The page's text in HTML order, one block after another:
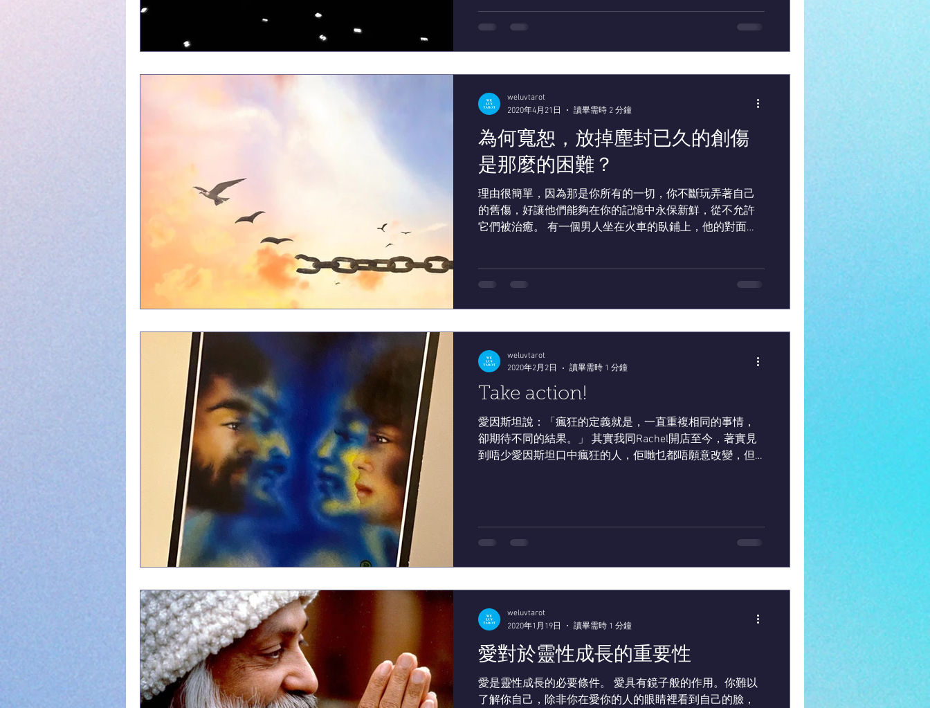
為何寬恕，放掉塵封已久的創傷
是那麼的困難？
理由很簡單，因為那是你所有的一切，你不斷玩弄著自己
的舊傷，好讓他們能夠在你的記憶中永保新鮮，從不允許
它們被治癒。 有一個男人坐在火車的臥鋪上，他的對面坐
weluvtarot
2020年4月21日
讀畢需時 2 分鐘
Take action!
愛因斯坦說：「瘋狂的定義就是，一直重複相同的事情，
卻期待不同的結果。」 其實我同Rachel開店至今，著實見
到唔少愛因斯坦口中瘋狂的人，佢哋乜都唔願意改變，但
weluvtarot
2020年2月2日
讀畢需時 1 分鐘
愛對於靈性成長的重要性
愛是靈性成長的必要條件。 愛具有鏡子般的作用。你難以
了解你自己，除非你在愛你的人的眼睛裡看到自己的臉，
weluvtarot
2020年1月19日
讀畢需時 1 分鐘